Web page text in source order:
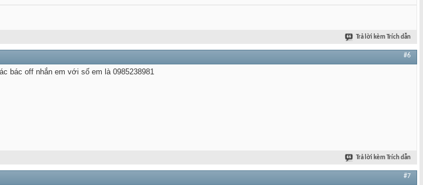
Trả lời kèm Trích dẫn
#6
bác off nhắn em với số em là 0985238981
Trả lời kèm Trích dẫn
#7